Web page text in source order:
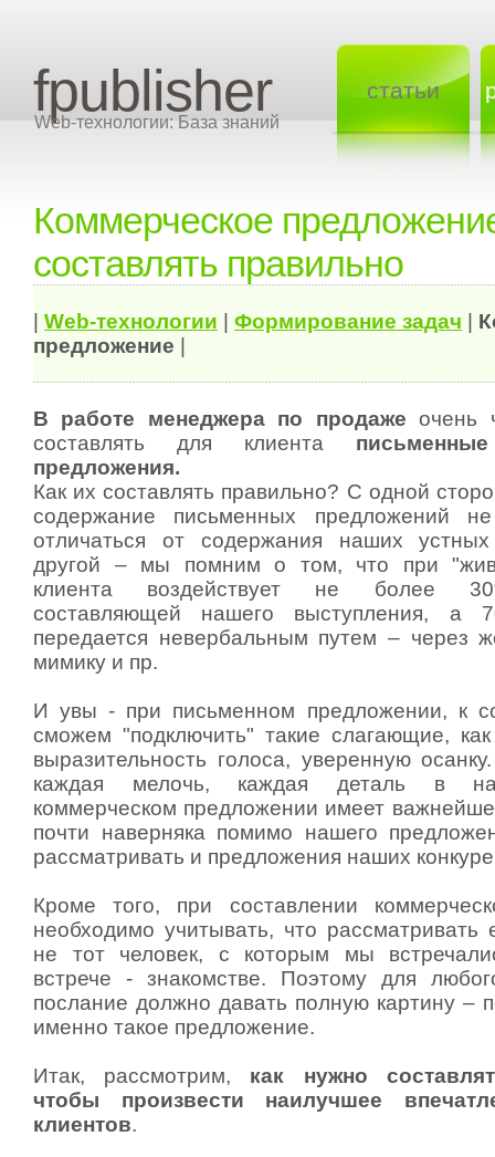
fpublisher
Web-технологии: База знаний
статьи
Коммерческое
составлять правильно
Web-технологии Формирование задач
предложение
В работе менеджера по продаже очень
составлять для клиента
предложения.
Как их составлять правильно? С одной
содержание письменных предложений
отличаться от содержания наших
другой – мы помним о том, что при
клиента воздействует не более
составляющей нашего выступления, а
передается невербальным путем – через
мимику и пр.
И увы - при письменном предложении, к
сможем "подключить" такие слагающие,
выразительность голоса, уверенную
каждая мелочь, каждая деталь в
коммерческом предложении имеет
почти наверняка помимо нашего
рассматривать и предложения наших
Кроме того, при составлении
необходимо учитывать, что рассматривать
не тот человек, с которым мы
встрече - знакомстве. Поэтому для
послание должно давать полную картину –
именно такое предложение.
Итак, рассмотрим, как нужно
чтобы произвести наилучшее
клиентов.